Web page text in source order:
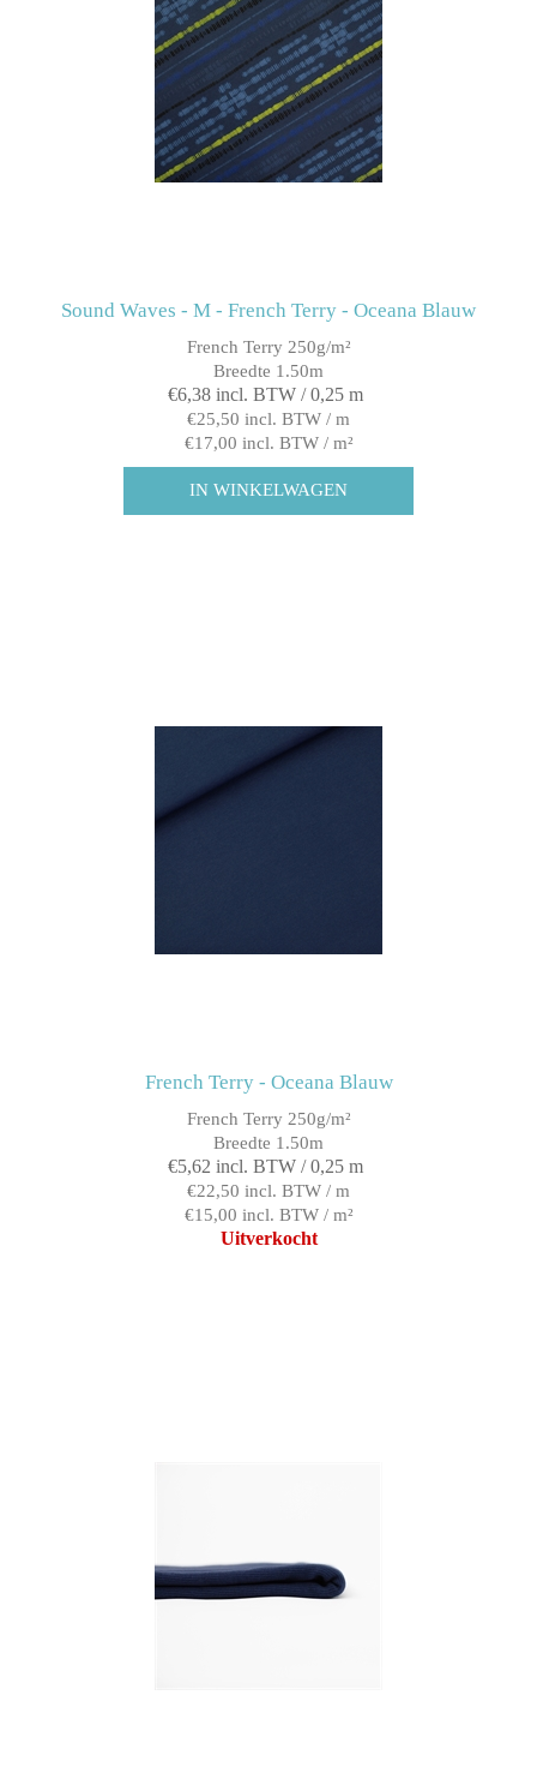
Sound Waves - M - French Terry - Oceana Blauw
French Terry 250g/m²
Breedte 1.50m
€6,38 incl. BTW / 0,25 m
€25,50 incl. BTW / m
€17,00 incl. BTW / m²
French Terry - Oceana Blauw
French Terry 250g/m²
Breedte 1.50m
€5,62 incl. BTW / 0,25 m
€22,50 incl. BTW / m
€15,00 incl. BTW / m²
Uitverkocht